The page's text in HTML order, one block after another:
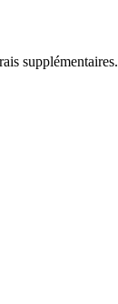
supplémentaires.